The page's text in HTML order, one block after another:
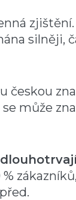
zjištění.
silněji,
českou
může